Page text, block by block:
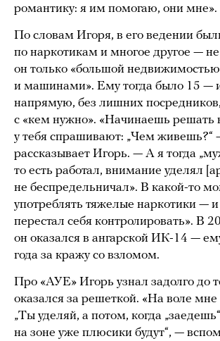
романтику: я им помогаю, они мне».
По словам Игоря, в его ведении
по наркотикам и многое другое —
он только «большой недвижимостью
и машинами». Ему тогда было 15 —
напрямую, без лишних
с «кем нужно». «Начинаешь решать
у тебя спрашивают: „Чем живешь?“
рассказывает Игорь. — А я тогда
то есть работал, внимание уделял
не беспредельничал». В какой-то
употреблять тяжелые наркотики —
перестал себя контролировать». В
он оказался в ангарской ИК-14 —
года за кражу со взломом.
Про «АУЕ» Игорь узнал задолго до
оказался за решеткой. «На воле мне
„Ты уделяй, а потом, когда
на зоне уже плюсики будут“, —